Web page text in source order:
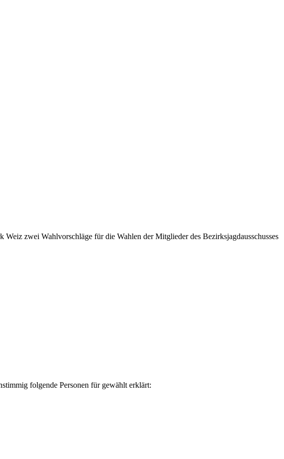
zwei Wahlvorschläge für die Wahlen der Mitglieder des Bezirksjagdausschusses
folgende Personen für gewählt erklärt: